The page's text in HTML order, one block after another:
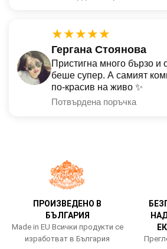
★★★★★
Гергана Стоянова
Пристигна много бързо и
беше супер. А самият
по-красив на живо ✨
Потвърдена поръчка
ПРОИЗВЕДЕНО В
БЪЛГАРИЯ
Made in EU Всички продукти се
изработват в България